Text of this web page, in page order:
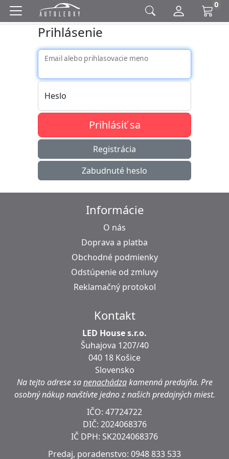
0
Prihlásenie
Email alebo prihlasovacie meno
Heslo
Prihlásiť sa
Registrácia
Zabudnuté heslo
Informácie
O nás
Doprava a platba
Obchodné podmienky
Odstúpenie od zmluvy
Reklamačný protokol
Kontakt
LED House s.r.o.
Šuhajova 1207/40
040 18 Košice
Slovensko
Na tejto adrese sanenachádzakamenná predajňa. Pre
osobný nákup navštívte jedno z našich predajných miest.
IČO: 47724722
DIČ: 2024068376
IČ DPH: SK2024068376
Predaj, poradenstvo: 0948 833 533